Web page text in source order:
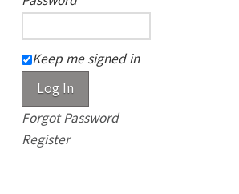
Keep me signed in
Log In
Forgot Password
Register